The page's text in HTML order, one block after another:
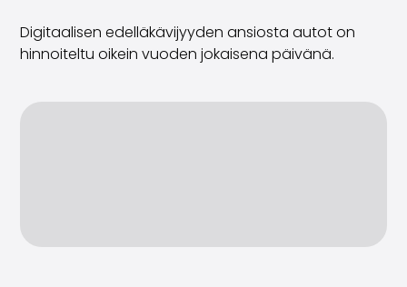
Digitaalisen edelläkävijyyden ansiosta autot on
hinnoiteltu oikein vuoden jokaisena päivänä.